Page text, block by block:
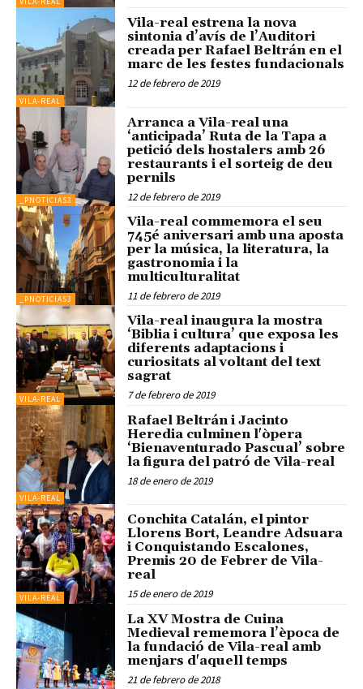
VILA-REAL
Vila-real estrena la nova
sintonia d’avís de l’Auditori
creada per Rafael Beltrán en el
marc de les festes fundacionals
12 de febrero de 2019
_PNOTICIAS3
Arranca a Vila-real una
‘anticipada’ Ruta de la Tapa a
petició dels hostalers amb 26
restaurants i el sorteig de deu
pernils
12 de febrero de 2019
_PNOTICIAS3
Vila-real commemora el seu
745é aniversari amb una aposta
per la música, la literatura, la
gastronomia i la
multiculturalitat
11 de febrero de 2019
VILA-REAL
Vila-real inaugura la mostra
‘Biblia i cultura’ que exposa les
diferents adaptacions i
curiositats al voltant del text
sagrat
7 de febrero de 2019
VILA-REAL
Rafael Beltrán i Jacinto
Heredia culminen l'òpera
‘Bienaventurado Pascual’ sobre
la figura del patró de Vila-real
18 de enero de 2019
VILA-REAL
Conchita Catalán, el pintor
Llorens Bort, Leandre Adsuara
i Conquistando Escalones,
Premis 20 de Febrer de Vila-
real
15 de enero de 2019
La XV Mostra de Cuina
Medieval rememora l’època de
la fundació de Vila-real amb
menjars d'aquell temps
21 de febrero de 2018